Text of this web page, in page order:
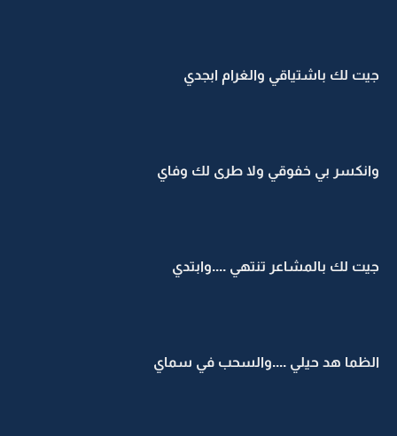
جيت لك باشتياقي والغرام ابجدي
وانكسر بي خفوقي ولا طرى لك وفاي
جيت لك بالمشاعر تنتهي ....وابتدي
الظما هد حيلي ....والسحب في سماي